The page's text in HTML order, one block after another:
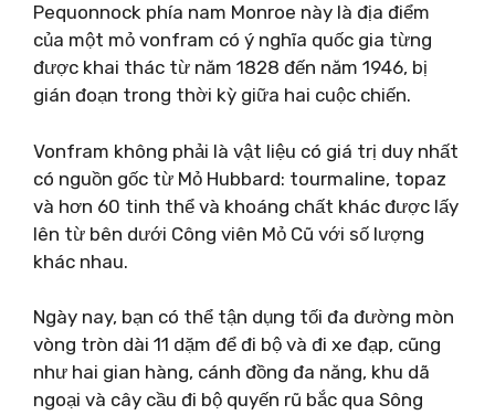
Pequonnock phía nam Monroe này là địa điểm
của một mỏ vonfram có ý nghĩa quốc gia từng
được khai thác từ năm 1828 đến năm 1946, bị
gián đoạn trong thời kỳ giữa hai cuộc chiến.
Vonfram không phải là vật liệu có giá trị duy nhất
có nguồn gốc từ Mỏ Hubbard: tourmaline, topaz
và hơn 60 tinh thể và khoáng chất khác được lấy
lên từ bên dưới Công viên Mỏ Cũ với số lượng
khác nhau.
Ngày nay, bạn có thể tận dụng tối đa đường mòn
vòng tròn dài 11 dặm để đi bộ và đi xe đạp, cũng
như hai gian hàng, cánh đồng đa năng, khu dã
ngoại và cây cầu đi bộ quyến rũ bắc qua Sông